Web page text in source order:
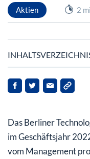
Aktien 2
Gewinnwarnung
2023 soll alles
Das Berliner
im Geschäftsjahr
vom Management